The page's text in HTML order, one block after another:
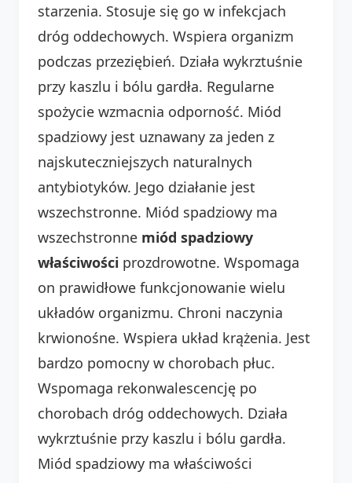
starzenia. Stosuje się go w infekcjach
dróg oddechowych. Wspiera organizm
podczas przeziębień. Działa wykrztuśnie
przy kaszlu i bólu gardła. Regularne
spożycie wzmacnia odporność. Miód
spadziowy jest uznawany za jeden z
najskuteczniejszych naturalnych
antybiotyków. Jego działanie jest
wszechstronne. Miód spadziowy ma
wszechstronne miód spadziowy
właściwości prozdrowotne. Wspomaga
on prawidłowe funkcjonowanie wielu
układów organizmu. Chroni naczynia
krwionośne. Wspiera układ krążenia. Jest
bardzo pomocny w chorobach płuc.
Wspomaga rekonwalescencję po
chorobach dróg oddechowych. Działa
wykrztuśnie przy kaszlu i bólu gardła.
Miód spadziowy ma właściwości